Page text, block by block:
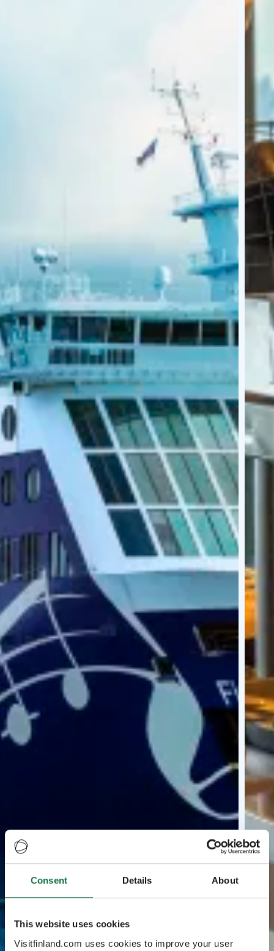
Consent Details About
This website uses cookies
Visitfinland.com uses cookies to improve your user